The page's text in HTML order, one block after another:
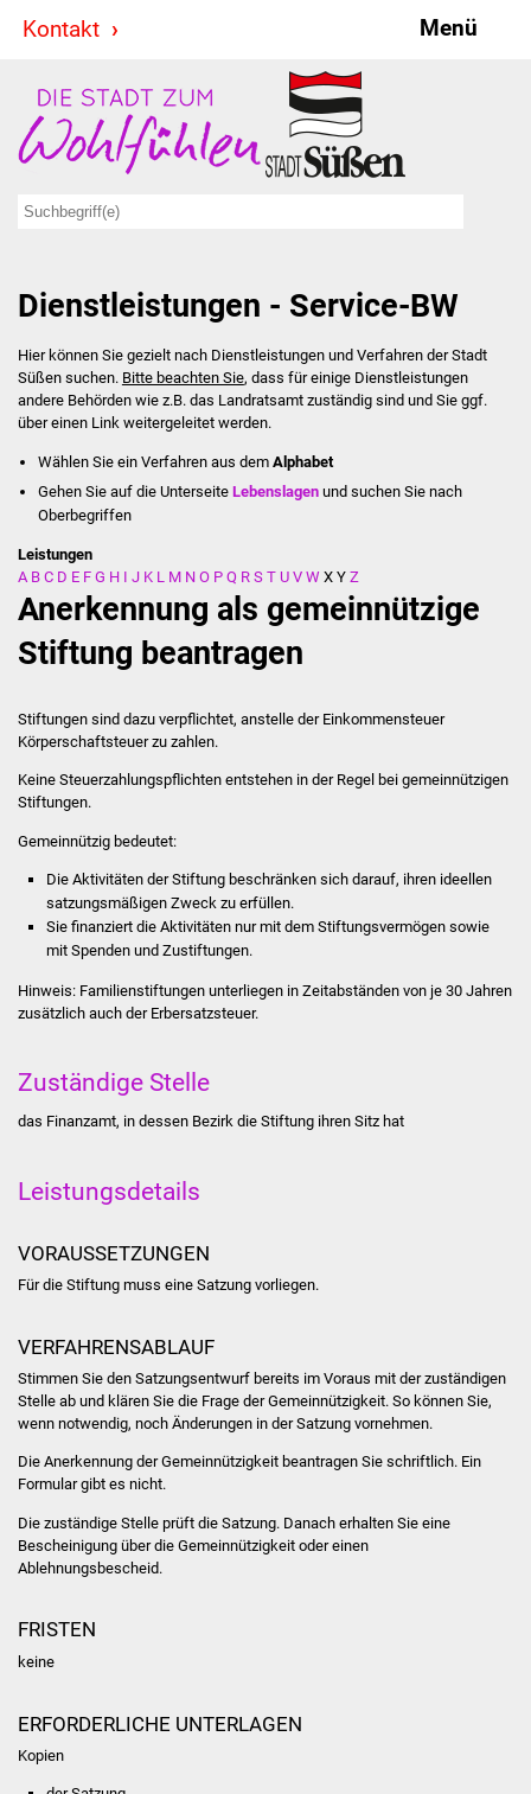
Kontakt Menü
Stadt & Politik
Bürgermeister
Ausschüsse
Ratsinformationssystem
Jugendbeirat
Summerrockfestival
Stadtverwaltung
Ortsrecht
Sanierung Bizethalle
Ortsentwicklung
Presse
Dienstleistungen - Service-BW
Hier können Sie gezielt nach Dienstleistungen und Verfahren der Stadt
Süßen suchen. Bitte beachten Sie, dass für einige Dienstleistungen
andere Behörden wie z.B. das Landratsamt zuständig sind und Sie ggf.
über einen Link weitergeleitet werden.
Wählen Sie ein Verfahren aus dem Alphabet
Gehen Sie auf die UnterseiteLebenslagen und suchen Sie nach
Oberbegriffen
Leistungen
A B C D E F G H I J K L M N O P Q R S T U V W X Y Z
Anerkennung als gemeinnützige
Stiftung beantragen
Stiftungen sind dazu verpflichtet, anstelle der Einkommensteuer
Körperschaftsteuer zu zahlen.
Keine Steuerzahlungspflichten entstehen in der Regel bei gemeinnützigen
Stiftungen.
Gemeinnützig bedeutet:
Die Aktivitäten der Stiftung beschränken sich darauf, ihren ideellen
satzungsmäßigen Zweck zu erfüllen.
Sie finanziert die Aktivitäten nur mit dem Stiftungsvermögen sowie
mit Spenden und Zustiftungen.
Hinweis: Familienstiftungen unterliegen in Zeitabständen von je 30 Jahren
zusätzlich auch der Erbersatzsteuer.
Zuständige Stelle
das Finanzamt, in dessen Bezirk die Stiftung ihren Sitz hat
Leistungsdetails
VORAUSSETZUNGEN
Für die Stiftung muss eine Satzung vorliegen.
VERFAHRENSABLAUF
Stimmen Sie den Satzungsentwurf bereits im Voraus mit der zuständigen
Stelle ab und klären Sie die Frage der Gemeinnützigkeit. So können Sie,
wenn notwendig, noch Änderungen in der Satzung vornehmen.
Die Anerkennung der Gemeinnützigkeit beantragen Sie schriftlich. Ein
Formular gibt es nicht.
Die zuständige Stelle prüft die Satzung. Danach erhalten Sie eine
Bescheinigung über die Gemeinnützigkeit oder einen
Ablehnungsbescheid.
FRISTEN
keine
ERFORDERLICHE UNTERLAGEN
Kopien